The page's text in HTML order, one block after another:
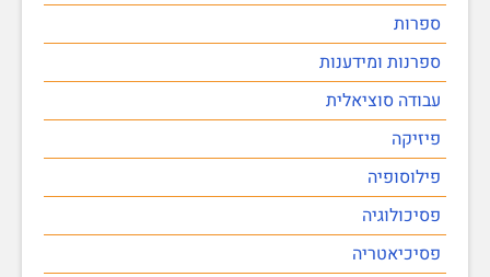
ספרות
ספרנות ומידענות
עבודה סוציאלית
פיזיקה
פילוסופיה
פסיכולוגיה
פסיכיאטריה